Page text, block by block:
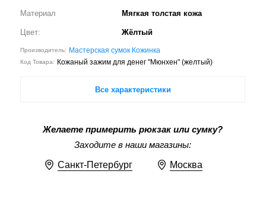
Материал Мягкая толстая кожа
Цвет: Жёлтый
Производитель: Мастерская сумок Кожинка
Код Товара: Кожаный зажим для денег "Мюнхен" (желтый)
Все характеристики
Желаете примерить рюкзак или сумку?
Заходите в наши магазины:
Санкт-Петербург Москва